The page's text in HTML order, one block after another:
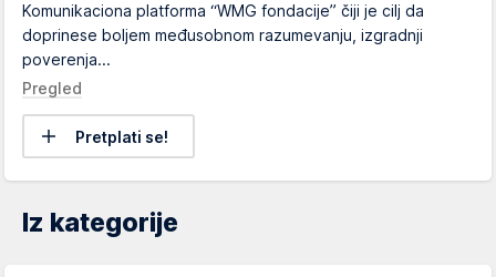
Komunikaciona platforma “WMG fondacije” čiji je cilj da
doprinese boljem međusobnom razumevanju, izgradnji
poverenja...
Pregled
Pretplati se!
Iz kategorije